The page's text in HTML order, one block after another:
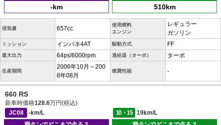
-km 510km
排気量 657cc
使用燃料
エンジン
レギュラー
ガソリン
ミッション インパネ4AT 駆動方式 FF
最大出力 64ps/6000rpm 過給器（ターボ） ターボ
生産期間
2006年10月～200
8年08月
燃費性能 -
660 RS
新車時価格128.6万円(税込)
JC08
-km/L 10・15
19km/L